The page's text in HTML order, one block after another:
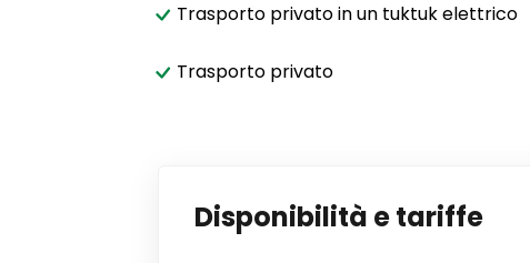
Trasporto privato in un tuktuk elettrico
Trasporto privato
Disponibilità e tariffe